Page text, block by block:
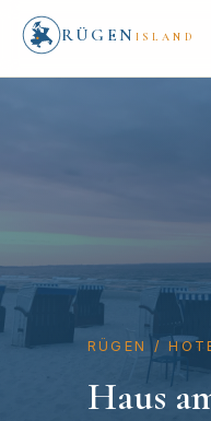
RÜGEN ISLAND
RÜGEN /
Haus